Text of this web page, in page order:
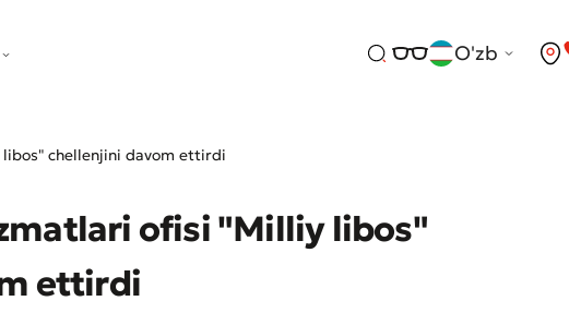
O'zb
chellenjini davom ettirdi
ofisi "Milliy libos"
ettirdi